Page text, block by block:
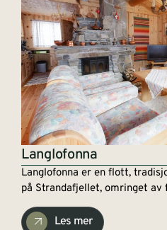
Langlofonna
Langlofonna er en flott,
på Strandafjellet, omringet
Les mer